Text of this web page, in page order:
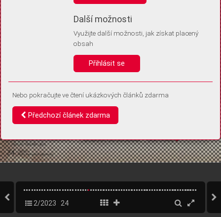
Díky němu příště poznáme, že se jedná o stejné zařízení, a
Identifikátor je zcela anonymní.
Vaše souhlasy a odmítnutí si ukládáme do vašeho zařízení, abychom se
vás už příště znovu neptali. Můžete je kdykoli později upravit ve Správě
2/2023 24
Další možnosti
Využijte další možnosti, jak získat placený
obsah
Přihlásit se
Nebo pokračujte ve čtení ukázkových článků zdarma
Předchozí článek zdarma